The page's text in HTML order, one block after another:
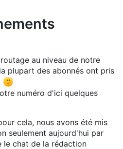
au niveau de notre
plupart des abonnés ont pris
numéro d'ici quelques
cela, nous avons été mis
seulement aujourd'hui par
le chat de la rédaction